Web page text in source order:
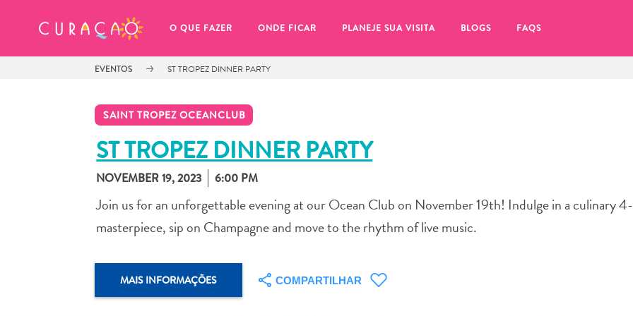
O QUE FAZER ONDE FICAR PLANEJE SUA VISITA BLOGS FAQS
EVENTOS ST TROPEZ DINNER PARTY
SAINT TROPEZ OCEANCLUB
ST TROPEZ DINNER PARTY
NOVEMBER 19, 2023 6:00 PM
Join us for an unforgettable evening at our Ocean Club on November 19th! Indulge in a culinary
masterpiece, sip on Champagne and move to the rhythm of live music.
MAIS INFORMAÇÕES COMPARTILHAR
MEUS FAVORITOS
Você ainda não salvou nenhum
Sempre que você quiser salvar algo para mais tarde, certifique-se de clicar no